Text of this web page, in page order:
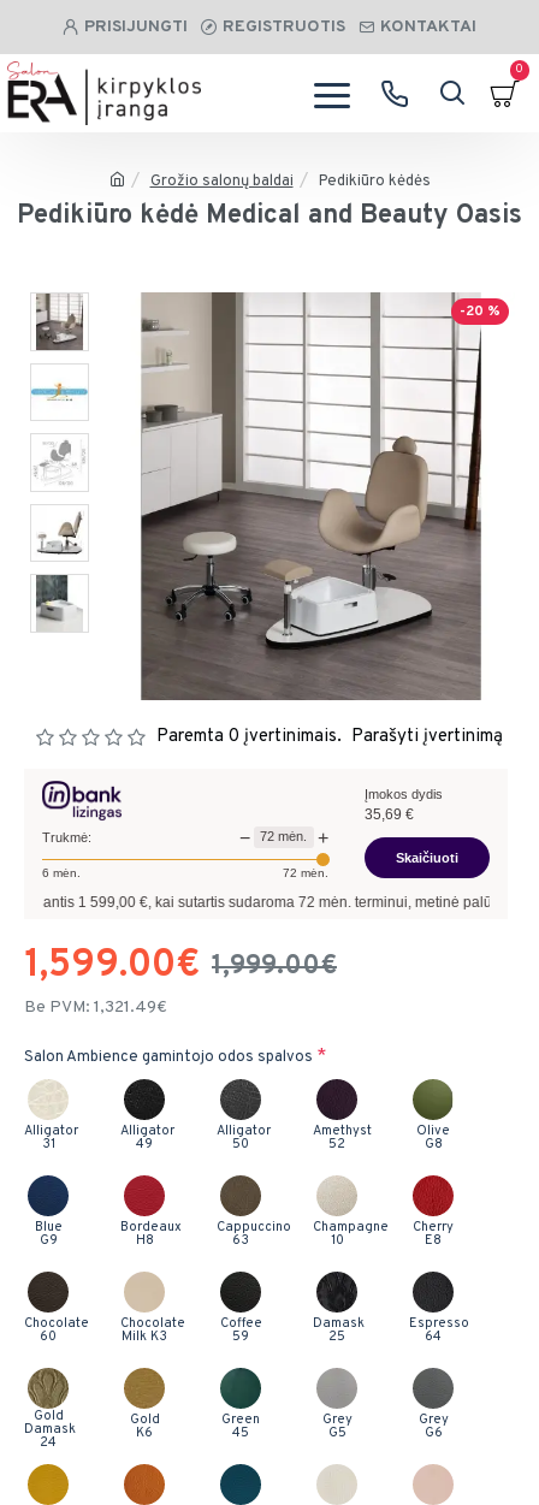
PRISIJUNGTI REGISTRUOTIS KONTAKTAI
0
Grožio salonų baldai Pedikiūro kėdės
Pedikiūro kėdė Medical and Beauty Oasis
-20 %
Paremta 0 įvertinimais. Parašyti įvertinimą
1,599.00€ 1,999.00€
Be PVM: 1,321.49€
Salon Ambience gamintojo odos spalvos
Alligator
31
Alligator
49
Alligator
50
Amethyst
52
Olive
G8
Blue
G9
Bordeaux
H8
Cappuccino
63
Champagne
10
Cherry
E8
Chocolate
60
Chocolate
Milk K3
Coffee
59
Damask
25
Espresso
64
Gold
Damask
24
Gold
K6
Green
45
Grey
G5
Grey
G6
Trukmė: − 72 mėn. +
6 mėn. 72 mėn.
Įmokos dydis
35,69 €
Skaičiuoti
€, kai sutartis sudaroma 72mėn. terminui, metinė palūkanų norma – 9,90